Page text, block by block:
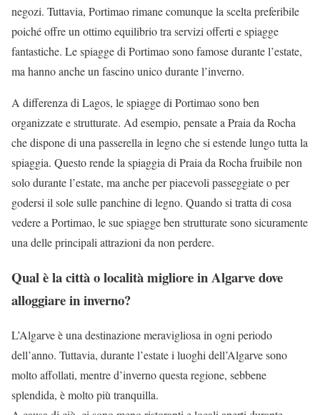
negozi. Tuttavia, Portimao rimane comunque la scelta preferibile
poiché offre un ottimo equilibrio tra servizi offerti e spiagge
fantastiche. Le spiagge di Portimao sono famose durante l’estate,
ma hanno anche un fascino unico durante l’inverno.
A differenza di Lagos, le spiagge di Portimao sono ben
organizzate e strutturate. Ad esempio, pensate a Praia da Rocha
che dispone di una passerella in legno che si estende lungo tutta la
spiaggia. Questo rende la spiaggia di Praia da Rocha fruibile non
solo durante l’estate, ma anche per piacevoli passeggiate o per
godersi il sole sulle panchine di legno. Quando si tratta di cosa
vedere a Portimao, le sue spiagge ben strutturate sono sicuramente
una delle principali attrazioni da non perdere.
Qual è la città o località migliore in Algarve dove
alloggiare in inverno?
L’Algarve è una destinazione meravigliosa in ogni periodo
dell’anno. Tuttavia, durante l’estate i luoghi dell’Algarve sono
molto affollati, mentre d’inverno questa regione, sebbene
splendida, è molto più tranquilla.